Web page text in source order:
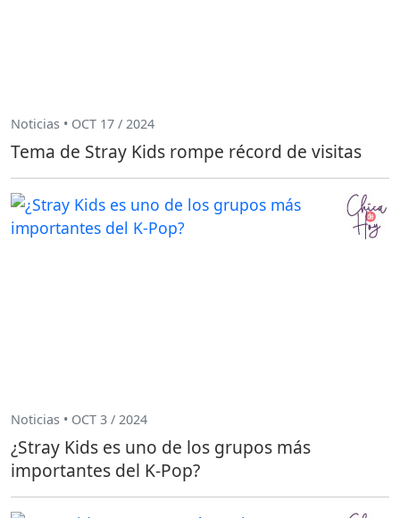
Noticias • OCT 17 / 2024
Tema de Stray Kids rompe récord de visitas
Noticias • OCT 3 / 2024
¿Stray Kids es uno de los grupos más
importantes del K-Pop?